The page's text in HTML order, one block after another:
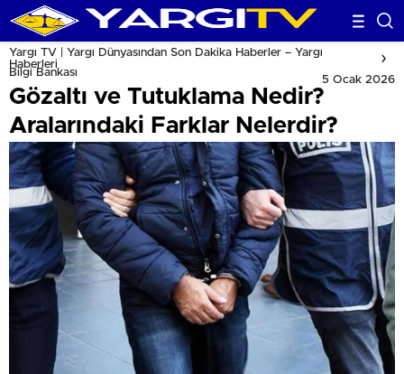
Yargı TV | Yargı Dünyasından Son Dakika Haberler – Yargı
Haberleri
Bilgi Bankası
5 Ocak 2026
Gözaltı ve Tutuklama Nedir?
Aralarındaki Farklar Nelerdir?